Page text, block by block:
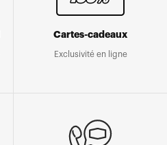
Cartes-cadeaux
Exclusivité en ligne